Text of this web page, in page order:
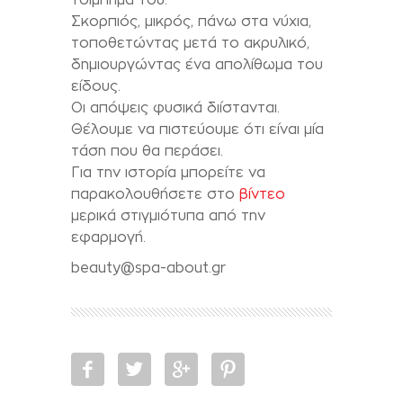
Σκορπιός, μικρός, πάνω στα νύχια,
τοποθετώντας μετά το ακρυλικό,
δημιουργώντας ένα απολίθωμα του
είδους.
Οι απόψεις φυσικά διίστανται.
Θέλουμε να πιστεύουμε ότι είναι μία
τάση που θα περάσει.
Για την ιστορία μπορείτε να
παρακολουθήσετε στο βίντεο
μερικά στιγμιότυπα από την
εφαρμογή.
beauty@spa-about.gr